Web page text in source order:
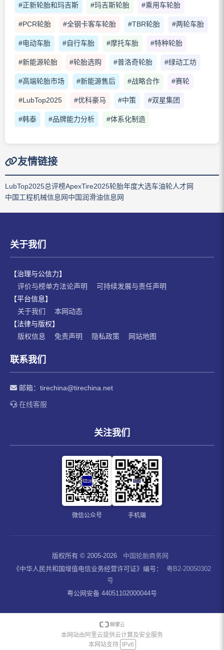
#正新轮胎和玛吉斯 #玛吉斯轮胎 #乘用车轮胎
#PCR轮胎 #全钢卡客车轮胎 #TBR轮胎 #两轮车胎
#电动车胎 #自行车胎 #摩托车胎 #特种轮胎
#新能源轮胎 #轮胎选购 #普洛奇轮胎 #绿动工坊
#高端轮胎市场 #新能源售后 #战略合作 #赛轮
#LubTop2025 #优科豪马 #中策 #双星集团
#韩泰 #品牌能力分析 #体系化制造
友情链接
LubTop2025总评榜ApexTire2025轮胎年度大选车油轮人才网
中国工程机械信息网中国润滑油信息网
关于我们
【治理与公信力】
评价与榜单方法论声明
可持续发展与责任声明
【平台信息】
关于我们
本网动态
【法律与版权】
版权信息
免责声明 隐私政策 网站地图
联系我们
邮箱： tirechina@tirechina.net
在线客服
关注我们
微信公众号 手机端
版权所有 © 2005-2026
中国轮胎商务网
《中华人民共和国增值电信业务经营许可证》编号：
粤B2-20050302
号
粤公网安备 44051102000044号
本网站由阿里云提供云计算及安全服务
本网站支持 IPv6